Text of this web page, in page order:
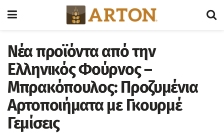
Νέα προϊόντα από την
Ελληνικός Φούρνος –
Μπρακόπουλος: Προζυμένια
Αρτοποιήματα με Γκουρμέ
Γεμίσεις